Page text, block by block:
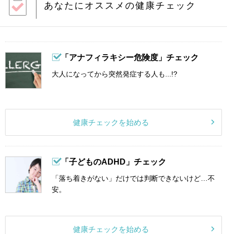
あなたにオススメの健康チェック
「アナフィラキシー危険度」チェック
大人になってから突然発症する人も...!?
健康チェックを始める
「子どものADHD」チェック
「落ち着きがない」だけでは判断できないけど…不
安。
健康チェックを始める